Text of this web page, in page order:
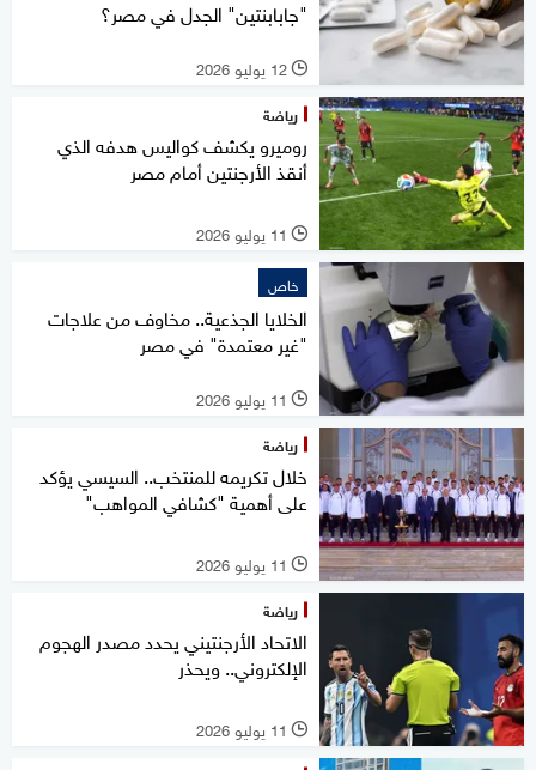
"جابابنتين" الجدل في مصر؟
l 12 يوليو 2026
رياضة
روميرو يكشف كواليس هدفه الذي
أنقذ الأرجنتين أمام مصر
l 11 يوليو 2026
خاص
الخلايا الجذعية.. مخاوف من علاجات
"غير معتمدة" في مصر
l 11 يوليو 2026
رياضة
خلال تكريمه للمنتخب.. السيسي يؤكد
على أهمية "كشافي المواهب"
l 11 يوليو 2026
رياضة
الاتحاد الأرجنتيني يحدد مصدر الهجوم
الإلكتروني.. ويحذر
l 11 يوليو 2026